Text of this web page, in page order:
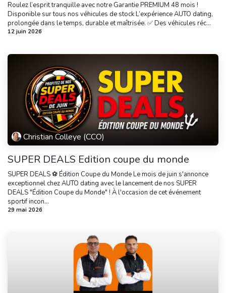
Roulez l’esprit tranquille avec notre Garantie PREMIUM 48 mois !
Disponible sur tous nos véhicules de stock L’expérience AUTO dating,
prolongée dans le temps, durable et maîtrisée. ✅ Des véhicules réc...
12 juin 2026
Christian Colleye (CCO)
SUPER DEALS Edition coupe du monde
SUPER DEALS ⚽ Édition Coupe du Monde Le mois de juin s'annonce
exceptionnel chez AUTO dating avec le lancement de nos SUPER
DEALS "Édition Coupe du Monde" ! À l'occasion de cet événement
sportif incon...
29 mai 2026